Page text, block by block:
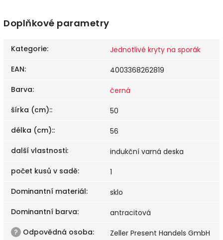
Doplňkové parametry
Kategorie:
Jednotlivé kryty na sporák
EAN:
4003368262819
Barva:
černá
šírka (cm)::
50
délka (cm)::
56
další vlastnosti:
indukční varná deska
počet kusů v sadě:
1
Dominantní materiál:
sklo
Dominantní barva:
antracitová
? Odpovědná osoba: Zeller Present Handels GmbH